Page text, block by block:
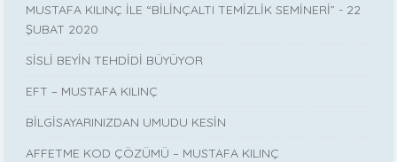
MUSTAFA KILINÇ İLE “BİLİNÇALTI TEMİZLİK SEMİNERİ” - 22
ŞUBAT 2020
SİSLİ BEYİN TEHDİDİ BÜYÜYOR
EFT – MUSTAFA KILINÇ
BİLGİSAYARINIZDAN UMUDU KESİN
AFFETME KOD ÇÖZÜMÜ – MUSTAFA KILINÇ